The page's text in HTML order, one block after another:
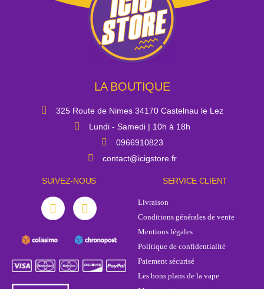
LA BOUTIQUE
325 Route de Nimes 34170 Castelnau le Lez
Lundi - Samedi | 10h à 18h
0966910823
contact@icigstore.fr
SUIVEZ-NOUS SERVICE CLIENT
Livraison
Conditions générales de vente
Mentions légales
Politique de confidentialité
Paiement sécurisé
Les bons plans de la vape